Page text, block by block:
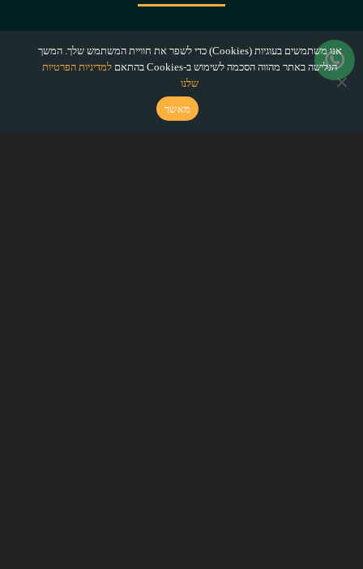
אנו משתמשים בעוגיות (Cookies) כדי לשפר את חוויית המשתמש שלך. המשך
הגלישה באתר מהווה הסכמה לשימוש ב-Cookies בהתאם
למדיניות הפרטיות
שלנו
מאשר